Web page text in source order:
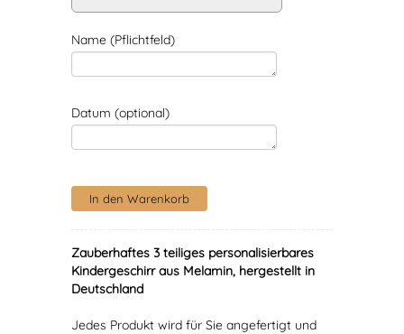
Name (Pflichtfeld)
Datum (optional)
Zauberhaftes 3 teiliges personalisierbares
Kindergeschirr aus Melamin, hergestellt in
Deutschland
Jedes Produkt wird für Sie angefertigt und